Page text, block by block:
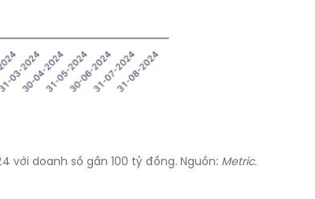
với doanh số gần 100 tỷ đồng. Nguồn: Metric.